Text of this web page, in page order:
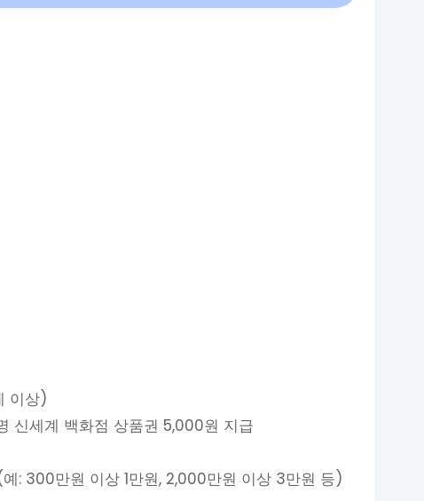
이상)
신세계 백화점 상품권 5,000원 지급
: 300만원 이상 1만원, 2,000만원 이상 3만원 등)